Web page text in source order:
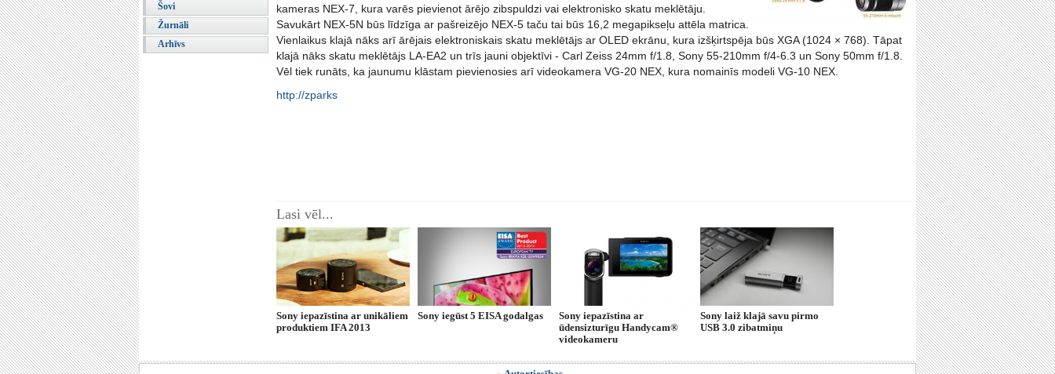
Šovi
Žurnāli
Arhīvs
kameras NEX-7, kura varēs pievienot ārējo zibspuldzi vai elektronisko skatu meklētāju.
Savukārt NEX-5N būs līdzīga ar pašreizējo NEX-5 taču tai būs 16,2 megapikseļu attēla matrica.
Vienlaikus klajā nāks arī ārējais elektroniskais skatu meklētājs ar OLED ekrānu, kura izšķirtspēja būs XGA (1024 × 768). Tāpat
klajā nāks skatu meklētājs LA-EA2 un trīs jauni objektīvi - Carl Zeiss 24mm f/1.8, Sony 55-210mm f/4-6.3 un Sony 50mm f/1.8.
Vēl tiek runāts, ka jaunumu klāstam pievienosies arī videokamera VG-20 NEX, kura nomainīs modeli VG-10 NEX.
http://zparks
Lasi vēl...
Sony iepazīstina ar unikāliem
produktiem IFA 2013
Sony iegūst 5 EISA godalgas
Sony iepazīstina ar
ūdensizturīgu Handycam®
videokameru
Sony laiž klajā savu pirmo
USB 3.0 zibatmiņu